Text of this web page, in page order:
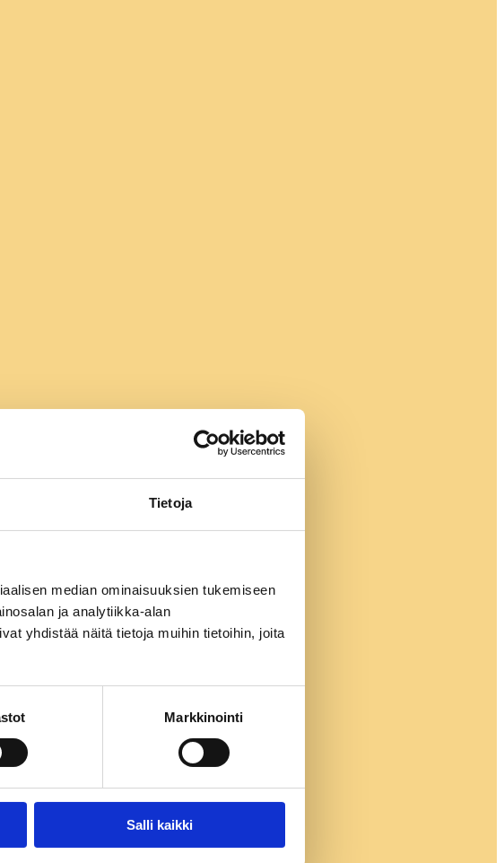
Tietoja
median ominaisuuksien tukemiseen
ja analytiikka-alan
yhdistää näitä tietoja muihin tietoihin, joita
Markkinointi
Salli kaikki